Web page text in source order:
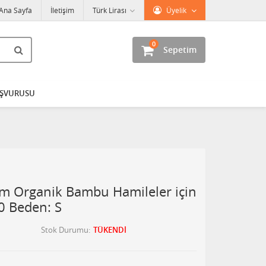
Üyelik
Türk Lirası
Sayfa İletişim
Sepetim
0
Organik Bambu Hamileler için
Beden: S
Stok Durumu TÜKENDİ